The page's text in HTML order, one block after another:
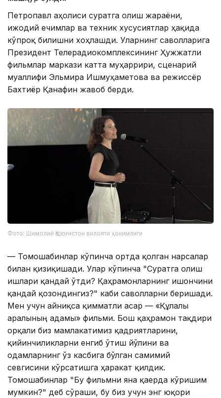
Петропавл аҳолиси суратга олиш жараёни,
ижодий ечимлар ва техник хусусиятлар ҳақида
кўпроқ билишни хоҳлашди. Уларнинг саволларига
Президент Телерадиокомплексининг Ҳужжатли
фильмлар маркази катта муҳаррири, сценарий
муаллифи Эльмира Ишмуҳаметова ва режиссёр
Бахтиёр Қанафин жавоб берди.
Фото: Шимолий Қозоғистон вилояти ҳокимлиги
— Томошабинлар кўпинча ортда қолган нарсалар
билан қизиқишади. Улар кўпинча "Суратга олиш
ишлари қандай ўтди? Қаҳрамонларнинг ишончини
қандай қозондингиз?" каби саволларни беришади.
Мен учун айниқса қимматли асар — «Құлалы
аралының адамы» фильми. Бош қаҳрамон тақдири
орқали биз мамлакатимиз қадриятларини,
қийинчиликларни енгиб ўтиш йўлини ва
одамларнинг ўз касбига бўлган самимий
севгисини кўрсатишга ҳаракат қилдик.
Томошабинлар "Бу фильмни яна қаерда кўришим
мумкин?" деб сўраши, бу биз учун энг юқори